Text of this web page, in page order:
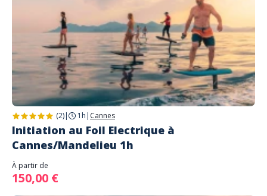
(2)| 1h | Cannes
Initiation au Foil Electrique à
Cannes/Mandelieu 1h
À partir de
150,00 €